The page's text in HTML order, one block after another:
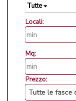
Tutte
Locali:
Mq:
Prezzo: